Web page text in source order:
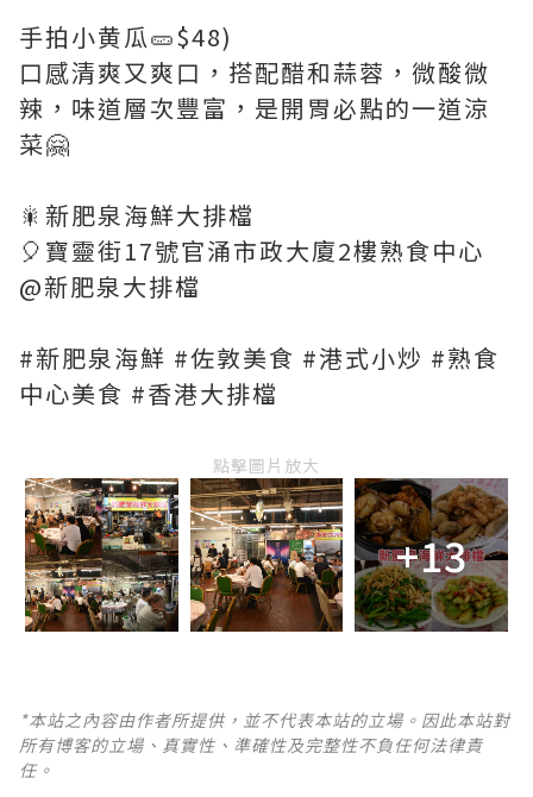
手拍小黄瓜🥒$48)
口感清爽又爽口，搭配醋和蒜蓉，微酸微
辣，味道層次豐富，是開胃必點的一道涼
菜🤗
🎇新肥泉海鮮大排檔
🎈寶靈街17號官涌市政大廈2樓熟食中心
@新肥泉大排檔
#新肥泉海鮮 #佐敦美食 #港式小炒 #熟食
中心美食 #香港大排檔
點擊圖片放大
+13
*本站之內容由作者所提供，並不代表本站的立場。因此本站對
所有博客的立場、真實性、準確性及完整性不負任何法律責
任。